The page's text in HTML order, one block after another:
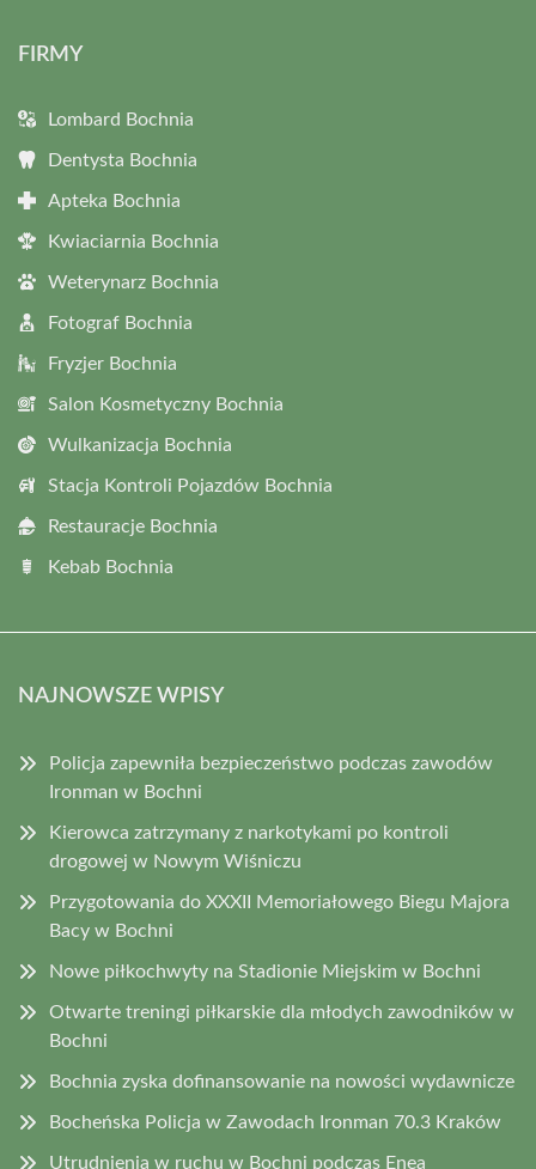
FIRMY
Lombard Bochnia
Dentysta Bochnia
Apteka Bochnia
Kwiaciarnia Bochnia
Weterynarz Bochnia
Fotograf Bochnia
Fryzjer Bochnia
Salon Kosmetyczny Bochnia
Wulkanizacja Bochnia
Stacja Kontroli Pojazdów Bochnia
Restauracje Bochnia
Kebab Bochnia
NAJNOWSZE WPISY
Policja zapewniła bezpieczeństwo podczas zawodów
Ironman w Bochni
Kierowca zatrzymany z narkotykami po kontroli
drogowej w Nowym Wiśniczu
Przygotowania do XXXII Memoriałowego Biegu Majora
Bacy w Bochni
Nowe piłkochwyty na Stadionie Miejskim w Bochni
Otwarte treningi piłkarskie dla młodych zawodników w
Bochni
Bochnia zyska dofinansowanie na nowości wydawnicze
Bocheńska Policja w Zawodach Ironman 70.3 Kraków
Utrudnienia w ruchu w Bochni podczas Enea